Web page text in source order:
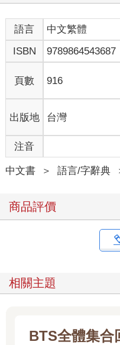
語言 中文繁體
ISBN
9789864543687
頁數 916
出版地 台灣
注音
中文書 ＞ 語言/字辭典
商品評價
相關主題
BTS全體集合